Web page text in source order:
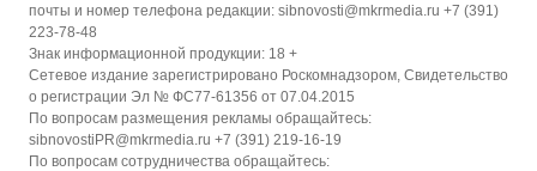
почты и номер телефона редакции: sibnovosti@mkrmedia.ru +7 (391)
223-78-48
Знак информационной продукции: 18 +
Сетевое издание зарегистрировано Роскомнадзором, Свидетельство
о регистрации Эл № ФС77-61356 от 07.04.2015
По вопросам размещения рекламы обращайтесь:
sibnovostiPR@mkrmedia.ru +7 (391) 219-16-19
По вопросам сотрудничества обращайтесь: